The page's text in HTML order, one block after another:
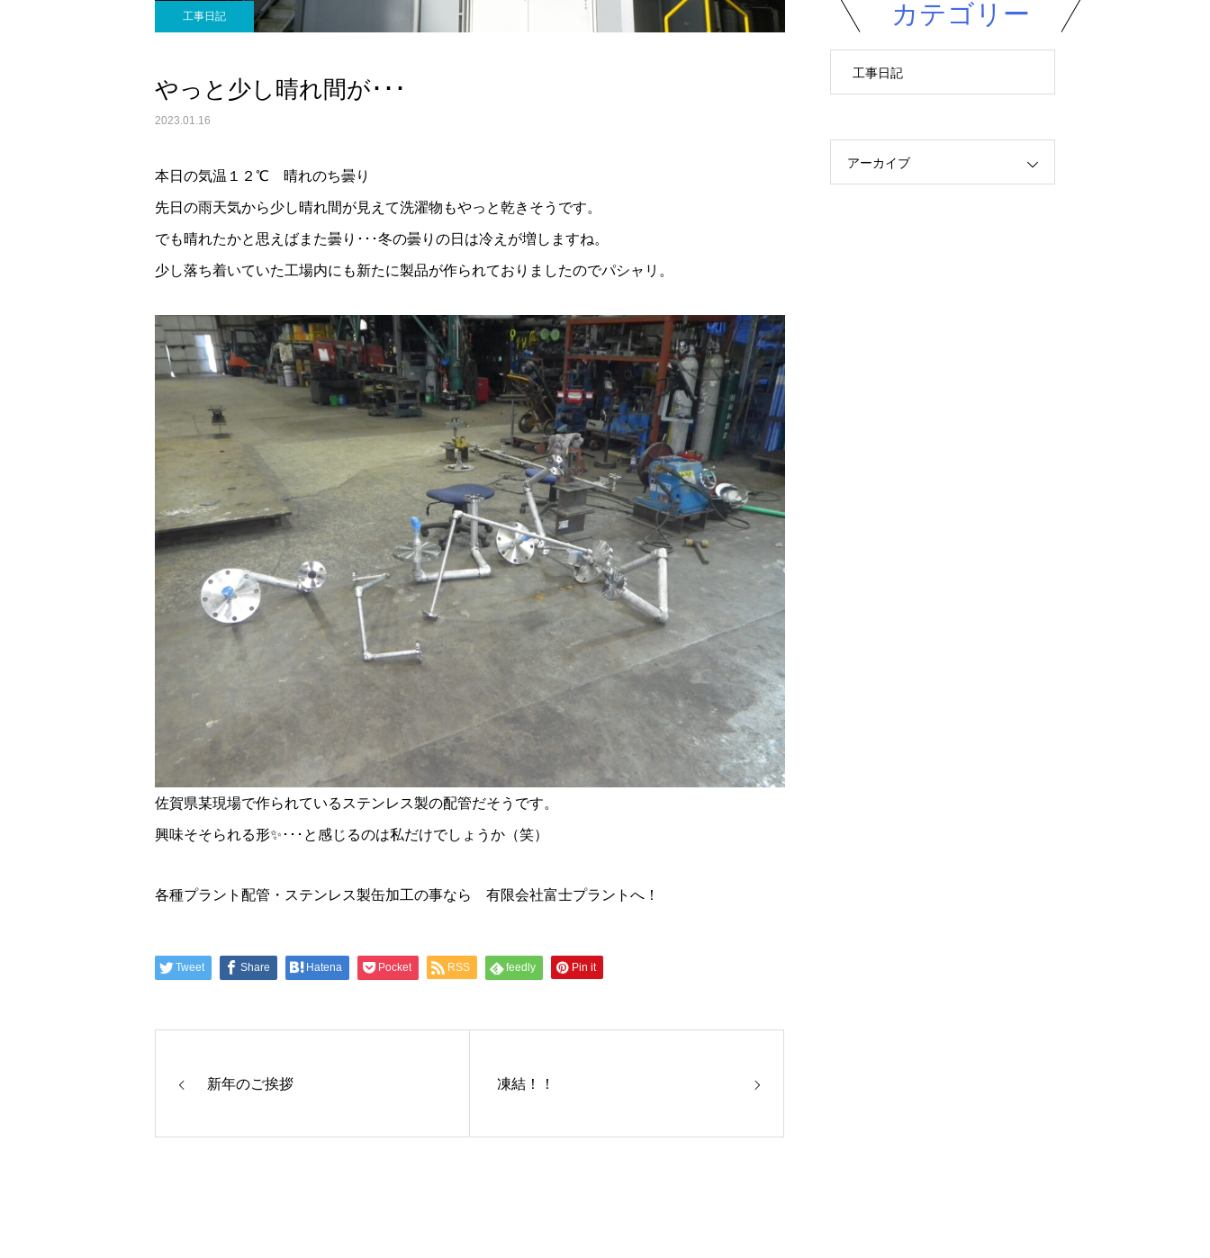
工事日記
やっと少し晴れ間が･･･
2023.01.16
本日の気温１２℃ 晴れのち曇り
先日の雨天気から少し晴れ間が見えて洗濯物もやっと乾きそうです。
でも晴れたかと思えばまた曇り･･･冬の曇りの日は冷えが増しますね。
少し落ち着いていた工場内にも新たに製品が作られておりましたのでパシャリ。
佐賀県某現場で作られているステンレス製の配管だそうです。
興味そそられる形✨･･･と感じるのは私だけでしょうか（笑）
各種プラント配管・ステンレス製缶加工の事なら 有限会社富士プラントへ！
Tweet Share Hatena Pocket RSS feedly Pin it
新年のご挨拶 凍結！！
カテゴリー
工事日記
アーカイブ